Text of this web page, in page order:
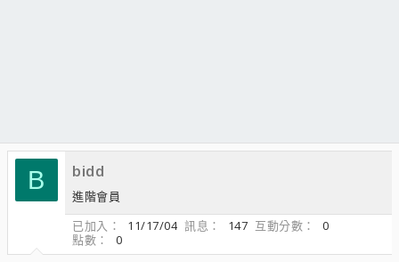
B bidd
進階會員
已加入
11/17/04 訊息 147 互動分數
0
點數
0